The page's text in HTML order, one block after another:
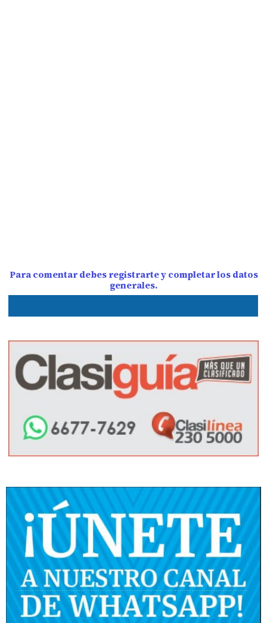
Para comentar debes registrarte y completar los datos
generales.